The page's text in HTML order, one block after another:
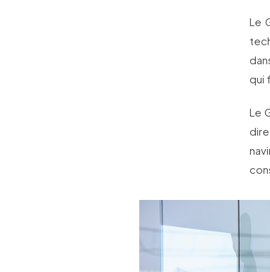
Le
qui
Le